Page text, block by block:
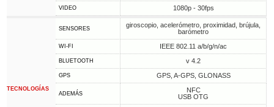
VIDEO 1080p - 30fps
TECNOLOGÍAS
SENSORES
giroscopio, acelerómetro, proximidad, brújula,
barómetro
WI-FI IEEE 802.11 a/b/g/n/ac
BLUETOOTH v 4.2
GPS GPS, A-GPS, GLONASS
ADEMÁS
NFC
USB OTG